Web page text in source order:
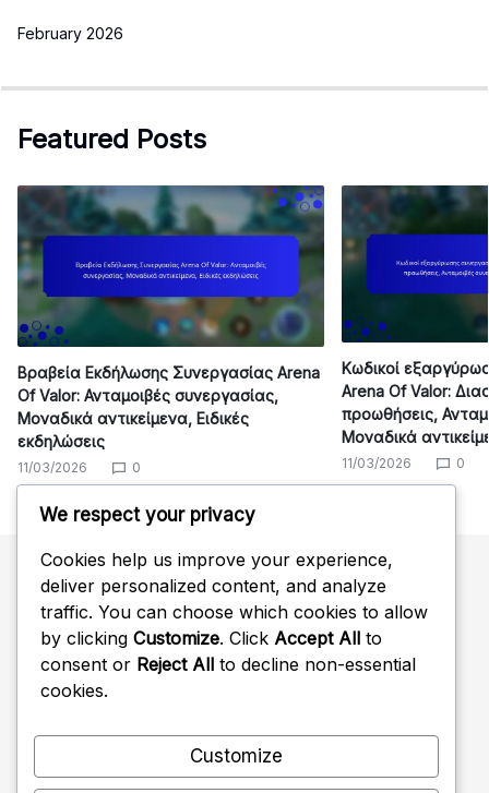
February 2026
Featured Posts
Βραβεία Εκδήλωσης Συνεργασίας Arena
Of Valor: Ανταμοιβές συνεργασίας,
Μοναδικά αντικείμενα, Ειδικές
εκδηλώσεις
11/03/2026 0
Κωδικοί
Arena Of Valor:
προωθήσεις,
Μοναδικά
11/03/2026 0
Αναζήτηση
Search
for:
We respect your privacy
Cookies help us improve your experience,
deliver personalized content, and analyze
traffic. You can choose which cookies to allow
by clicking Customize. Click Accept All to
consent or Reject All to decline non-essential
cookies.
Customize